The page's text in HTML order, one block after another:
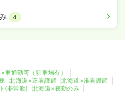
4
車通勤可（駐車場有）
北海道×正看護師
北海道×准看護師
(非常勤) 北海道×夜勤のみ